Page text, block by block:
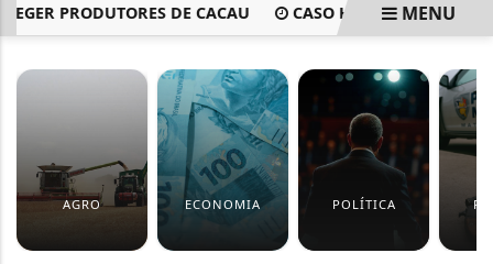
PRODUTORES DE CACAU CASO HENRY BOREL:MENU
AGRO ECONOMIA POLÍTICA